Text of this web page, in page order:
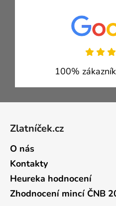
100%
Zlatníček.cz
O nás
Kontakty
Heureka hodnocení
Zhodnocení mincí ČNB